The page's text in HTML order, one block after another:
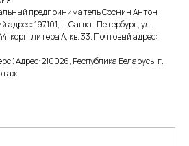
предприниматель Соснин Антон
197101, г. Санкт-Петербург, ул.
корп. литера А, кв. 33. Почтовый адрес:
Адрес: 210026, Республика Беларусь, г.